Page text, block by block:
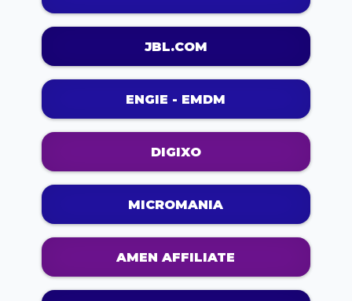
JBL.COM
ENGIE - EMDM
DIGIXO
MICROMANIA
AMEN AFFILIATE